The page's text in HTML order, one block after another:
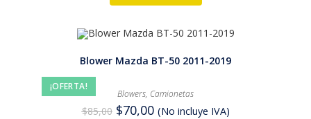
¡OFERTA!
Blower Mazda BT-50 2011-2019
Blowers, Camionetas
$85,00 $70,00 (No incluye IVA)